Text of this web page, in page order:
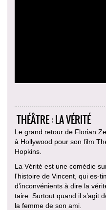
THÉÂTRE : LA VÉRITÉ
Le grand retour de Florian
à Hollywood pour son film
Hopkins.
La Vérité est une comédie
l’histoire de Vincent, qui es-
d’inconvénients à dire la
taire. Surtout quand il s’agit
la femme de son ami.